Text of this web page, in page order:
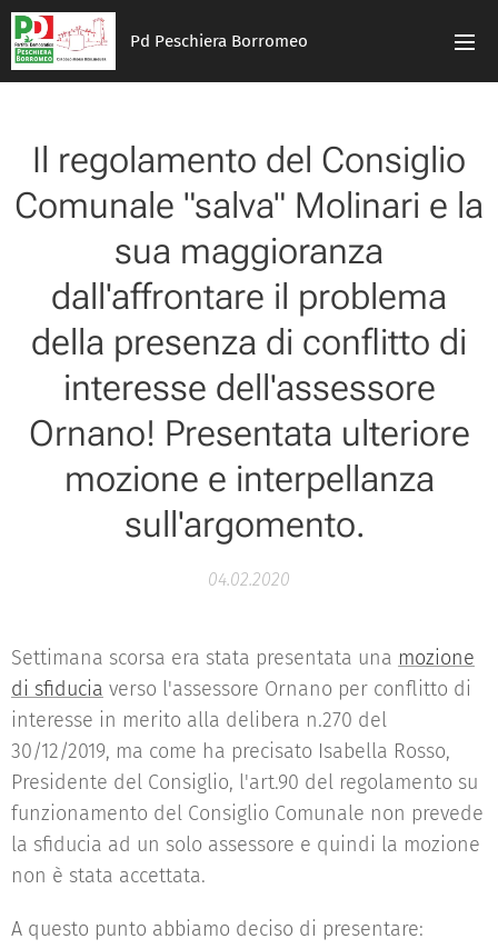
Pd Peschiera Borromeo
Il regolamento del Consiglio
Comunale "salva" Molinari e la
sua maggioranza
dall'affrontare il problema
della presenza di conflitto di
interesse dell'assessore
Ornano! Presentata ulteriore
mozione e interpellanza
sull'argomento.
04.02.2020
Settimana scorsa era stata presentata una mozione
di sfiducia verso l'assessore Ornano per conflitto di
interesse in merito alla delibera n.270 del
30/12/2019, ma come ha precisato Isabella Rosso,
Presidente del Consiglio, l'art.90 del regolamento su
funzionamento del Consiglio Comunale non prevede
la sfiducia ad un solo assessore e quindi la mozione
non è stata accettata.
A questo punto abbiamo deciso di presentare: